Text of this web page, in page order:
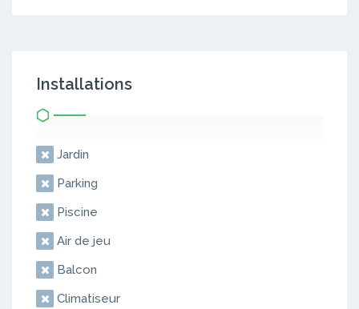
Installations
Jardin
Parking
Piscine
Air de jeu
Balcon
Climatiseur